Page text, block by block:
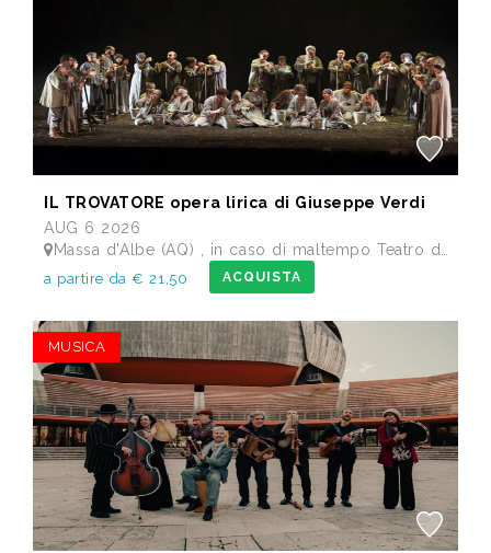
IL TROVATORE opera lirica di Giuseppe Verdi
AUG 6 2026
Massa d'Albe (AQ) , in caso di maltempo Teatro dei Marsi Avezzano AQ - Anfiteatro Romano di Alba Fucens
a partire da € 21,50 ACQUISTA
MUSICA